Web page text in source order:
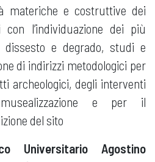
materiche e costruttive dei
con l’individuazione dei più
e degrado, studi e
di indirizzi metodologici per
archeologici, degli interventi
e per il
del sito
Universitario Agostino